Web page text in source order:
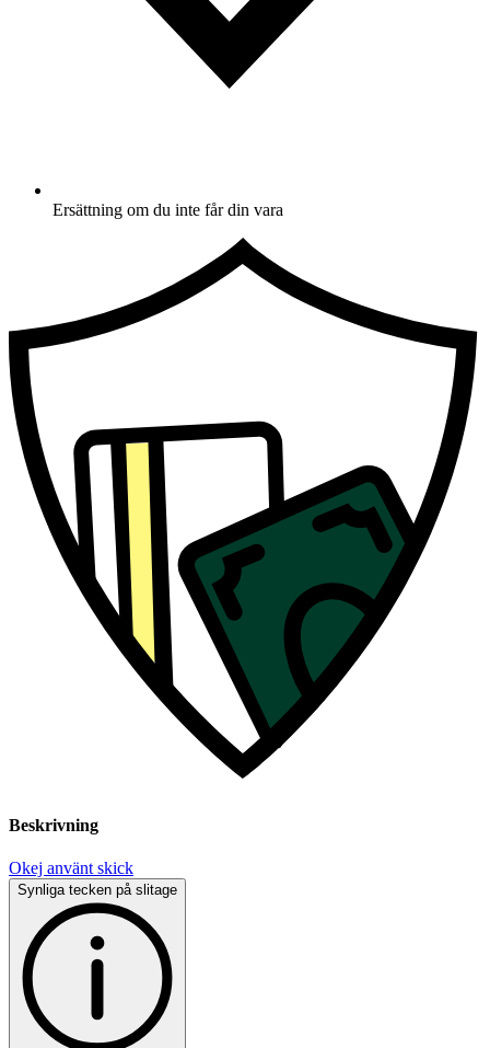
Ersättning om du inte får din vara
Beskrivning
Okej använt skick
Synliga tecken på slitage